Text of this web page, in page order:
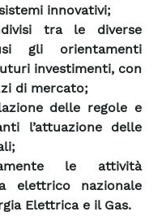
innovativi;
tra le diverse
gli orientamenti
investimenti, con
di mercato;
delle regole e
l’attuazione delle
le attività
elettrico nazionale
Elettrica e il Gas.